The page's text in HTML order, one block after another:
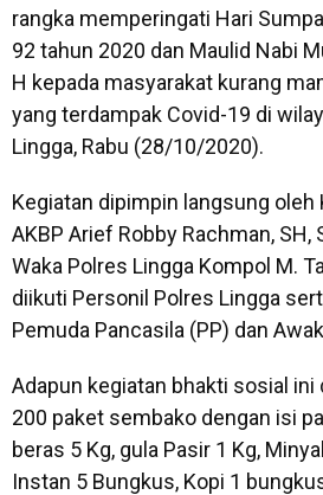
rangka memperingati Hari
92 tahun 2020 dan Maulid Nabi
H kepada masyarakat kurang
yang terdampak Covid-19 di
Lingga, Rabu (28/10/2020).
Kegiatan dipimpin langsung oleh
AKBP Arief Robby Rachman, SH,
Waka Polres Lingga Kompol M.
diikuti Personil Polres Lingga
Pemuda Pancasila (PP) dan
Adapun kegiatan bhakti sosial
200 paket sembako dengan isi
beras 5 Kg, gula Pasir 1 Kg,
Instan 5 Bungkus, Kopi 1